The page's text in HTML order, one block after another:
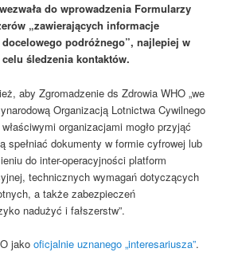
do wprowadzenia Formularzy
„zawierających informacje
podróżnego”, najlepiej w
śledzenia kontaktów.
aby Zgromadzenie ds Zdrowia WHO „we
Organizacją Lotnictwa Cywilnego
organizacjami mogło przyjąć
spełniać dokumenty w formie cyfrowej lub
do inter-operacyjności platform
technicznych wymagań dotyczących
a także zabezpieczeń
nadużyć i fałszerstw”.
jakooficjalnie uznanego „interesariusza”.